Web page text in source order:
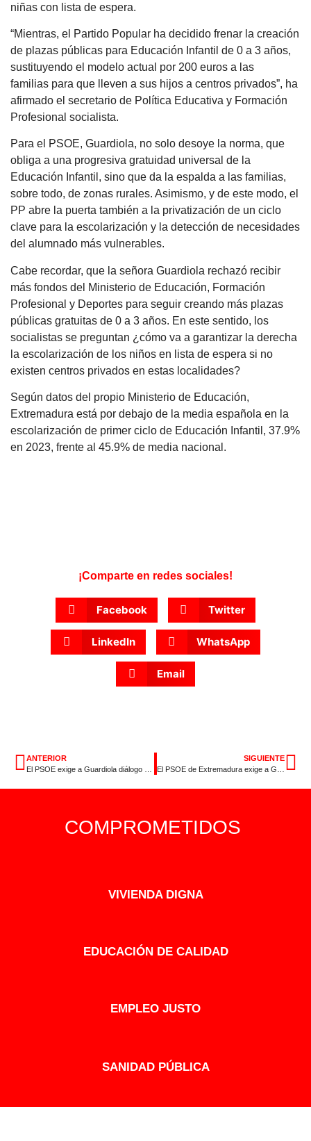
niñas con lista de espera.
“Mientras, el Partido Popular ha decidido frenar la creación
de plazas públicas para Educación Infantil de 0 a 3 años,
sustituyendo el modelo actual por 200 euros a las
familias para que lleven a sus hijos a centros privados”, ha
afirmado el secretario de Política Educativa y Formación
Profesional socialista.
Para el PSOE, Guardiola, no solo desoye la norma, que
obliga a una progresiva gratuidad universal de la
Educación Infantil, sino que da la espalda a las familias,
sobre todo, de zonas rurales. Asimismo, y de este modo, el
PP abre la puerta también a la privatización de un ciclo
clave para la escolarización y la detección de necesidades
del alumnado más vulnerables.
Cabe recordar, que la señora Guardiola rechazó recibir
más fondos del Ministerio de Educación, Formación
Profesional y Deportes para seguir creando más plazas
públicas gratuitas de 0 a 3 años. En este sentido, los
socialistas se preguntan ¿cómo va a garantizar la derecha
la escolarización de los niños en lista de espera si no
existen centros privados en estas localidades?
Según datos del propio Ministerio de Educación,
Extremadura está por debajo de la media española en la
escolarización de primer ciclo de Educación Infantil, 37.9%
en 2023, frente al 45.9% de media nacional.
¡Comparte en redes sociales!
Facebook Twitter
LinkedIn WhatsApp
Email
ANTERIOR
SIGUIENTE
COMPROMETIDOS
VIVIENDA DIGNA
EDUCACIÓN DE CALIDAD
EMPLEO JUSTO
SANIDAD PÚBLICA